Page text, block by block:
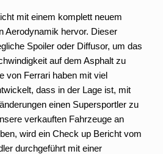
mit einem komplett neuem
Aerodynamik hervor. Dieser
Spoiler oder Diffusor, um das
auf dem Asphalt zu
von Ferrari haben mit viel
dass in der Lage ist, mit
einen Supersportler zu
verkauften Fahrzeuge an
wird ein Check up Bericht vom
durchgeführt mit einer